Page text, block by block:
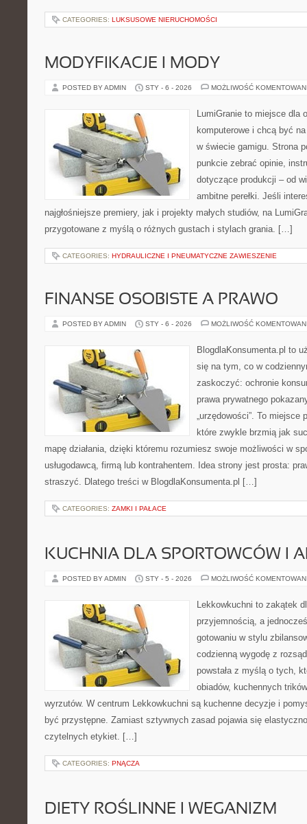
CATEGORIES: LUKSUSOWE NIERUCHOMOŚCI
MODYFIKACJE I MODY
POSTED BY ADMIN STY - 6 - 2026 MOŻLIWOŚĆ
LumiGranie to miejsce dla
komputerowe i chcą być
w świecie gamigu. Strona
punkcie zebrać opinie,
dotyczące produkcji – od
ambitne perełki. Jeśli
najgłośniejsze premiery, jak i projekty małych studiów, na
przygotowane z myślą o różnych gustach i stylach grania. […]
CATEGORIES: HYDRAULICZNE I PNEUMATYCZNE ZAWIESZENIE
FINANSE OSOBISTE A PRAWO
POSTED BY ADMIN STY - 6 - 2026 MOŻLIWOŚĆ
BlogdlaKonsumenta.pl to
się na tym, co w
zaskoczyć: ochronie
prawa prywatnego
„urzędowości”. To miejsce
które zwykle brzmią jak
mapę działania, dzięki któremu rozumiesz swoje możliwości w
usługodawcą, firmą lub kontrahentem. Idea strony jest prosta:
straszyć. Dlatego treści w BlogdlaKonsumenta.pl […]
CATEGORIES: ZAMKI I PAŁACE
KUCHNIA DLA SPORTOWCÓW I
POSTED BY ADMIN STY - 5 - 2026 MOŻLIWOŚĆ
Lekkowkuchni to zakątek
przyjemnością, a
gotowaniu w stylu
codzienną wygodę z
powstała z myślą o tych,
obiadów, kuchennych
wyrzutów. W centrum Lekkowkuchni są kuchenne decyzje i
być przystępne. Zamiast sztywnych zasad pojawia się
czytelnych etykiet. […]
CATEGORIES: PNĄCZA
DIETY ROŚLINNE I WEGANIZM